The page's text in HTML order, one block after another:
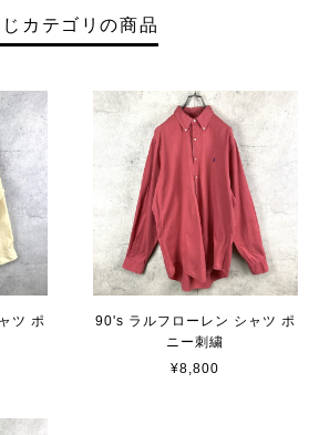
カテゴリの商品
ツ ポ
90's ラルフローレン シャツ ポ
ニー刺繍
¥8,800